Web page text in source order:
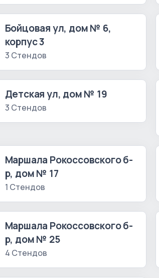
Бойцовая ул, дом № 6,
корпус 3
3 Стендов
Детская ул, дом № 19
3 Стендов
Маршала Рокоссовского б-
р, дом № 17
1 Стендов
Маршала Рокоссовского б-
р, дом № 25
4 Стендов